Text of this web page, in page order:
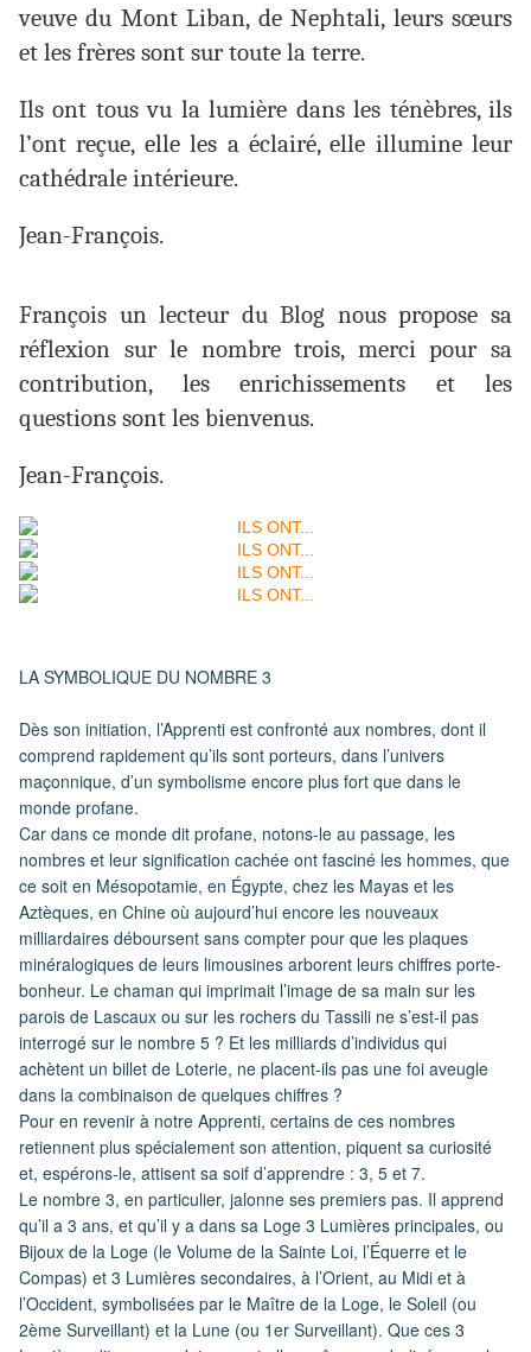
veuve du Mont Liban, de Nephtali, leurs sœurs
et les frères sont sur toute la terre.
Ils ont tous vu la lumière dans les ténèbres, ils
l’ont reçue, elle les a éclairé, elle illumine leur
cathédrale intérieure.
Jean-François.
François un lecteur du Blog nous propose sa
réflexion sur le nombre trois, merci pour sa
contribution, les enrichissements et les
questions sont les bienvenus.
Jean-François.
LA SYMBOLIQUE DU NOMBRE 3
Dès son initiation, l’Apprenti est confronté aux nombres, dont il
comprend rapidement qu’ils sont porteurs, dans l’univers
maçonnique, d’un symbolisme encore plus fort que dans le
monde profane.
Car dans ce monde dit profane, notons-le au passage, les
nombres et leur signification cachée ont fasciné les hommes, que
ce soit en Mésopotamie, en Égypte, chez les Mayas et les
Aztèques, en Chine où aujourd’hui encore les nouveaux
milliardaires déboursent sans compter pour que les plaques
minéralogiques de leurs limousines arborent leurs chiffres porte-
bonheur. Le chaman qui imprimait l’image de sa main sur les
parois de Lascaux ou sur les rochers du Tassili ne s’est-il pas
interrogé sur le nombre 5 ? Et les milliards d’individus qui
achètent un billet de Loterie, ne placent-ils pas une foi aveugle
dans la combinaison de quelques chiffres ?
Pour en revenir à notre Apprenti, certains de ces nombres
retiennent plus spécialement son attention, piquent sa curiosité
et, espérons-le, attisent sa soif d’apprendre : 3, 5 et 7.
Le nombre 3, en particulier, jalonne ses premiers pas. Il apprend
qu’il a 3 ans, et qu’il y a dans sa Loge 3 Lumières principales, ou
Bijoux de la Loge (le Volume de la Sainte Loi, l’Équerre et le
Compas) et 3 Lumières secondaires, à l’Orient, au Midi et à
l’Occident, symbolisées par le Maître de la Loge, le Soleil (ou
2ème Surveillant) et la Lune (ou 1er Surveillant). Que ces 3